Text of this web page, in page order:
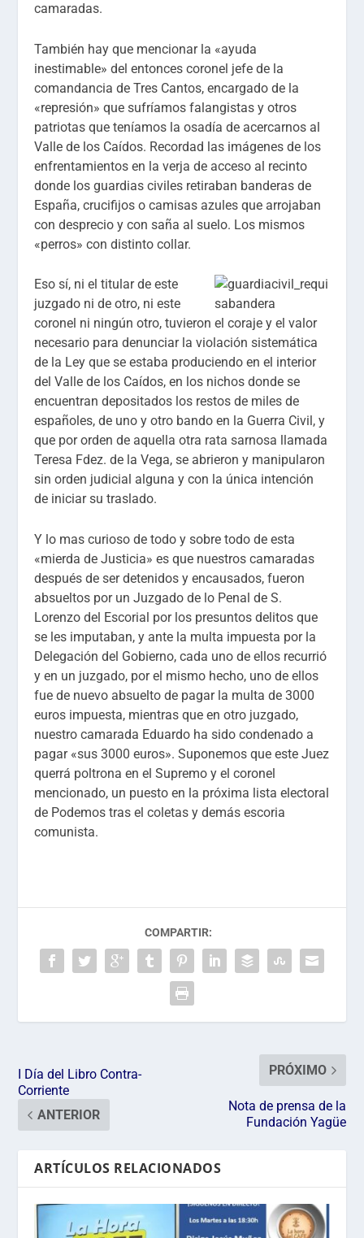
camaradas.
También hay que mencionar la «ayuda
inestimable» del entonces coronel jefe de la
comandancia de Tres Cantos, encargado de la
«represión» que sufríamos falangistas y otros
patriotas que teníamos la osadía de acercarnos al
Valle de los Caídos. Recordad las imágenes de los
enfrentamientos en la verja de acceso al recinto
donde los guardias civiles retiraban banderas de
España, crucifijos o camisas azules que arrojaban
con desprecio y con saña al suelo. Los mismos
«perros» con distinto collar.
Eso sí, ni el titular de este
juzgado ni de otro, ni este
coronel ni ningún otro, tuvieron el coraje y el valor
necesario para denunciar la violación sistemática
de la Ley que se estaba produciendo en el interior
del Valle de los Caídos, en los nichos donde se
encuentran depositados los restos de miles de
españoles, de uno y otro bando en la Guerra Civil, y
que por orden de aquella otra rata sarnosa llamada
Teresa Fdez. de la Vega, se abrieron y manipularon
sin orden judicial alguna y con la única intención
de iniciar su traslado.
Y lo mas curioso de todo y sobre todo de esta
«mierda de Justicia» es que nuestros camaradas
después de ser detenidos y encausados, fueron
absueltos por un Juzgado de lo Penal de S.
Lorenzo del Escorial por los presuntos delitos que
se les imputaban, y ante la multa impuesta por la
Delegación del Gobierno, cada uno de ellos recurrió
y en un juzgado, por el mismo hecho, uno de ellos
fue de nuevo absuelto de pagar la multa de 3000
euros impuesta, mientras que en otro juzgado,
nuestro camarada Eduardo ha sido condenado a
pagar «sus 3000 euros». Suponemos que este Juez
querrá poltrona en el Supremo y el coronel
mencionado, un puesto en la próxima lista electoral
de Podemos tras el coletas y demás escoria
comunista.
COMPARTIR:
I Día del Libro Contra-
Corriente
ANTERIOR
PRÓXIMO
Nota de prensa de la
Fundación Yagüe
ARTÍCULOS RELACIONADOS